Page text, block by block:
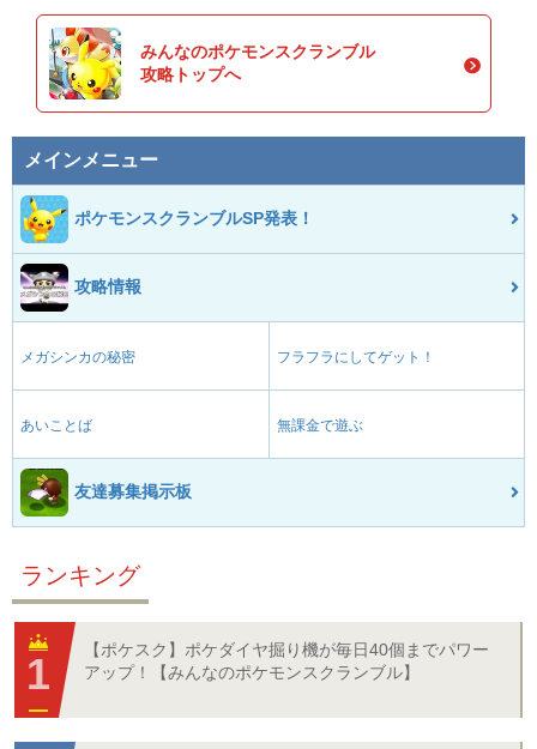
みんなのポケモンスクランブル
攻略トップへ
メインメニュー
ポケモンスクランブルSP発表！
攻略情報
メガシンカの秘密 フラフラにしてゲット！
あいことば 無課金で遊ぶ
友達募集掲示板
ランキング
【ポケスク】ポケダイヤ掘り機が毎日40個までパワー
アップ！【みんなのポケモンスクランブル】